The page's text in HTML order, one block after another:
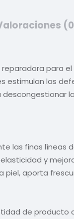
reparadora para
estimulan las
las finas líneas
y
piel, aporta
de producto